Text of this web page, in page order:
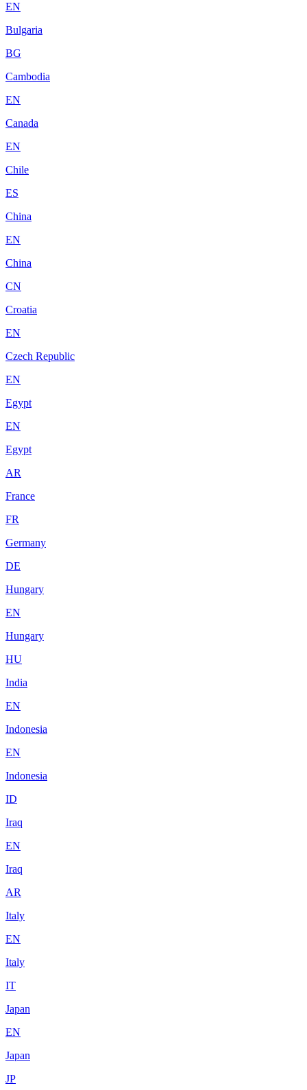
EN
Bulgaria
BG
Cambodia
EN
Canada
EN
Chile
ES
China
EN
China
CN
Croatia
EN
Czech Republic
EN
Egypt
EN
Egypt
AR
France
FR
Germany
DE
Hungary
EN
Hungary
HU
India
EN
Indonesia
EN
Indonesia
ID
Iraq
EN
Iraq
AR
Italy
EN
Italy
IT
Japan
EN
Japan
JP